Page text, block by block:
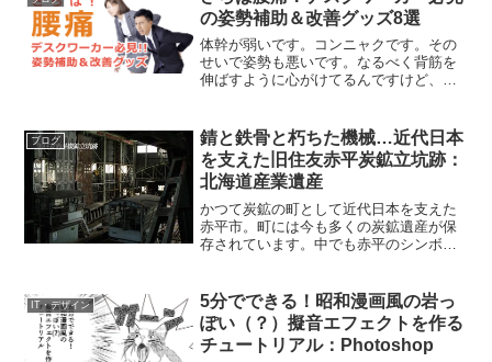
の姿勢補助＆改善グッズ8選
体幹が弱いです。コンニャクです。その
せいで姿勢も悪いです。なるべく背筋を
伸ばすように心がけてるんですけど、疲
っているとき。座っていると、こう体が
グニッてなるなるじゃない...
ブログ
錆と鉄骨と朽ちた機械…近代日本
を支えた旧住友赤平炭鉱立坑跡：
北海道産業遺産
かつて炭鉱の町として近代日本を支えた
赤平市。町には今も多くの炭鉱遺産が保
存されています。中でも赤平のシンボル
きませんが、イベント等でたまに見学で
きることがあります。赤平...
IT・デザイン
5分でできる！昭和漫画風の岩っ
ぽい（？）擬音エフェクトを作る
チュートリアル：Photoshop